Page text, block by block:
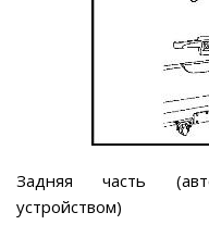
Задняя часть
устройством)